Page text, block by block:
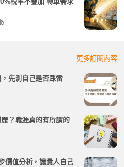
稅率不疊加 轉單需求
更多訂閱內容
先測自己是否踩雷
？職涯真的有所謂的
價值分析，讓貴人自己